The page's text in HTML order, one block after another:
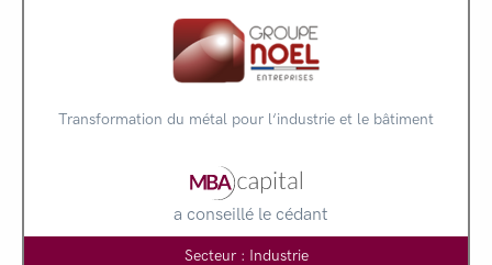
Transformation du métal pour l‘industrie et le bâtiment
a conseillé le cédant
Secteur : Industrie